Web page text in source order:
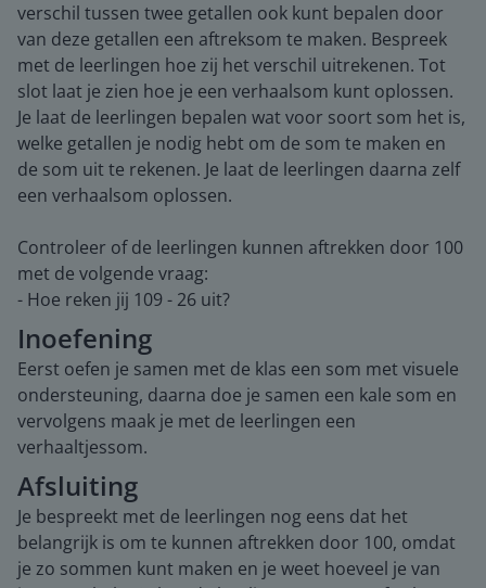
verschil tussen twee getallen ook kunt bepalen door
van deze getallen een aftreksom te maken. Bespreek
met de leerlingen hoe zij het verschil uitrekenen. Tot
slot laat je zien hoe je een verhaalsom kunt oplossen.
Je laat de leerlingen bepalen wat voor soort som het is,
welke getallen je nodig hebt om de som te maken en
de som uit te rekenen. Je laat de leerlingen daarna zelf
een verhaalsom oplossen.
Controleer of de leerlingen kunnen aftrekken door 100
met de volgende vraag:
- Hoe reken jij 109 - 26 uit?
Inoefening
Eerst oefen je samen met de klas een som met visuele
ondersteuning, daarna doe je samen een kale som en
vervolgens maak je met de leerlingen een
verhaaltjessom.
Afsluiting
Je bespreekt met de leerlingen nog eens dat het
belangrijk is om te kunnen aftrekken door 100, omdat
je zo sommen kunt maken en je weet hoeveel je van